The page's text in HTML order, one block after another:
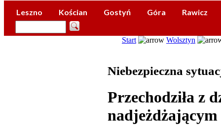
Leszno Kościan Gostyń Góra Rawicz
Start Wolsztyn
Niebezpieczna
Przechodziła z